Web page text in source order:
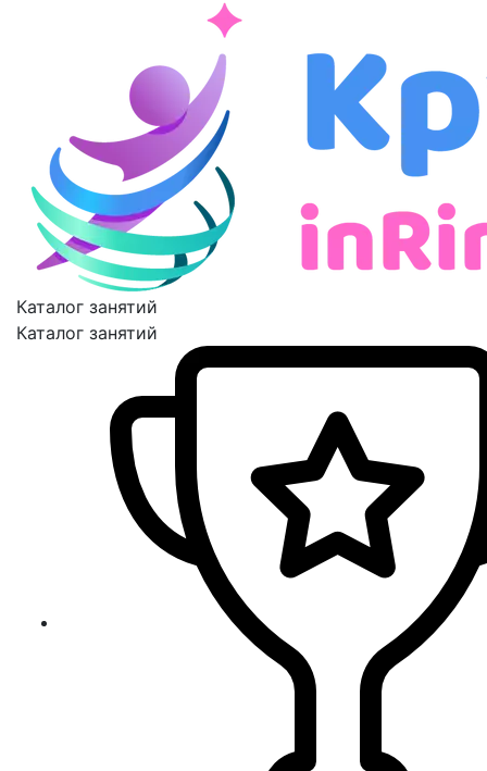
Каталог занятий
Каталог занятий